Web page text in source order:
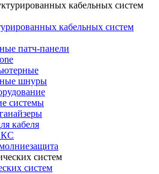
кабельных систем
патч-панели
шнуры
системы
кабеля
систем